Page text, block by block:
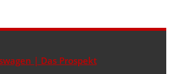
| Das Prospekt